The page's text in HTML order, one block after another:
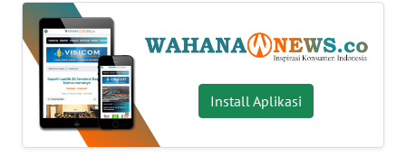
Install Aplikasi
WN
BABEL
WN
SUMBAR